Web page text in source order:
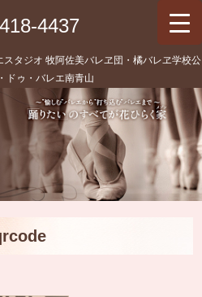
4437
タジオ 牧阿佐美バレヱ団・橘バレヱ学校公
ドゥ・バレエ南青山